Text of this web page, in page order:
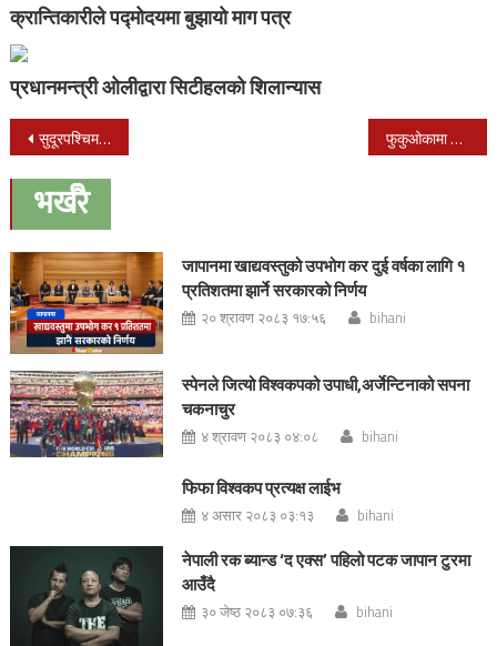
क्रान्तिकारीले पद्मोदयमा बुझायो माग पत्र
प्रधानमन्त्री ओलीद्वारा सिटीहलको शिलान्यास
Post
navigation
सुदूरपश्चिममा डेंगुबाट एकको मृत्यु, २४ जनामा संक्रमण भेटियो फुकुओकामा पहिलो पटक अन्तर्राष्ट्रिय चुनागु फुटसल कप हुने
भर्खरै
जापानमा खाद्यवस्तुको उपभोग कर दुई वर्षका लागि १
प्रतिशतमा झार्ने सरकारको निर्णय
२० श्रावण २०८३ १७:५६ bihani
स्पेनले जित्यो विश्वकपको उपाधी,अर्जेन्टिनाको सपना
चकनाचुर
४ श्रावण २०८३ ०४:०८ bihani
फिफा विश्वकप प्रत्यक्ष लाईभ
४ असार २०८३ ०३:१३ bihani
नेपाली रक ब्यान्ड ‘द एक्स’ पहिलो पटक जापान टुरमा
आउँदै
३० जेष्ठ २०८३ ०७:३६ bihani